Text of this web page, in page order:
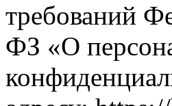
требований
ФЗ «О